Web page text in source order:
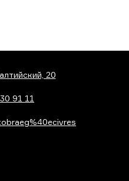
20
91 11